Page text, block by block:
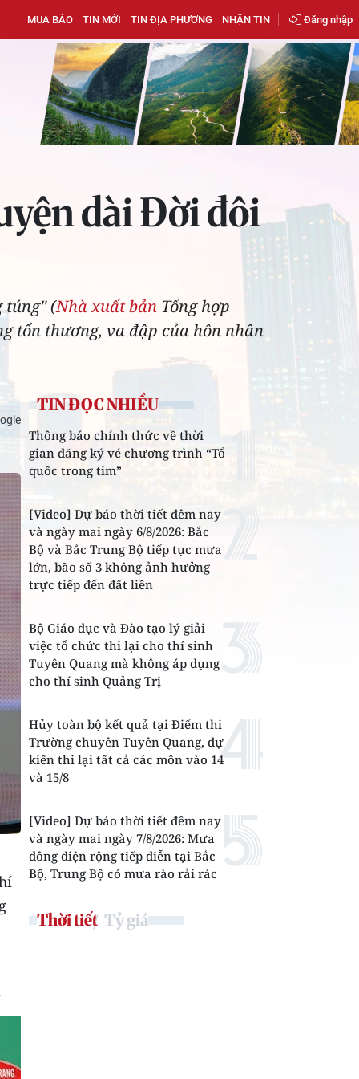
MUA BÁO TIN MỚI TIN ĐỊA PHƯƠNG NHẬN TIN Đăng nhập
dài Đời đôi
túng" (Nhà xuất bản Tổng hợp
tổn thương, va đập của hôn nhân
TIN ĐỌC NHIỀU
Thông báo chính thức về thời
gian đăng ký vé chương trình “Tổ
quốc trong tim”
[Video] Dự báo thời tiết đêm nay
và ngày mai ngày 6/8/2026: Bắc
Bộ và Bắc Trung Bộ tiếp tục mưa
lớn, bão số 3 không ảnh hưởng
trực tiếp đến đất liền
Bộ Giáo dục và Đào tạo lý giải
việc tổ chức thi lại cho thí sinh
Tuyên Quang mà không áp dụng
cho thí sinh Quảng Trị
Hủy toàn bộ kết quả tại Điểm thi
Trường chuyên Tuyên Quang, dự
kiến thi lại tất cả các môn vào 14
và 15/8
[Video] Dự báo thời tiết đêm nay
và ngày mai ngày 7/8/2026: Mưa
dông diện rộng tiếp diễn tại Bắc
Bộ, Trung Bộ có mưa rào rải rác
Thời tiết Tỷ giá